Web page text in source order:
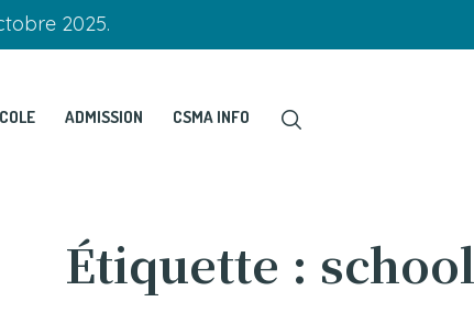
2025.
ADMISSION CSMA INFO
Étiquette : school